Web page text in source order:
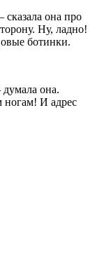
она про
Ну, ладно!
ботинки.
она.
И адрес